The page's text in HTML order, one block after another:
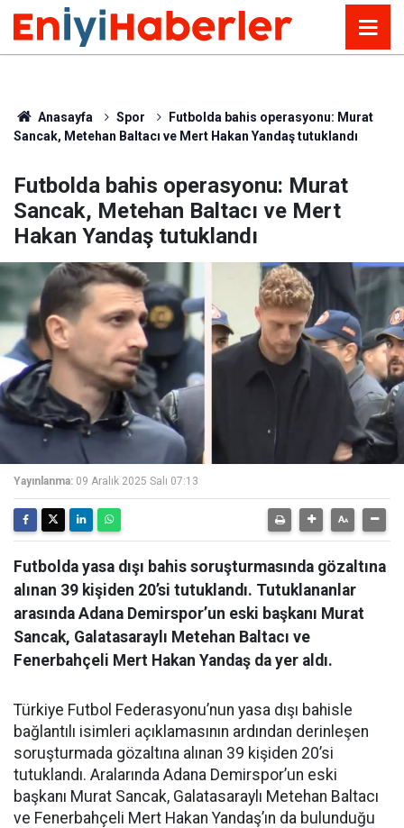
Anasayfa Spor
Futbolda bahis operasyonu: Murat
Sancak, Metehan Baltacı ve Mert Hakan Yandaş tutuklandı
Futbolda bahis operasyonu: Murat
Sancak, Metehan Baltacı ve Mert
Hakan Yandaş tutuklandı
Yayınlanma: 09 Aralık 2025 Salı 07:13
Futbolda yasa dışı bahis soruşturmasında gözaltına
alınan 39 kişiden 20’si tutuklandı. Tutuklananlar
arasında Adana Demirspor’un eski başkanı Murat
Sancak, Galatasaraylı Metehan Baltacı ve
Fenerbahçeli Mert Hakan Yandaş da yer aldı.
Türkiye Futbol Federasyonu’nun yasa dışı bahisle
bağlantılı isimleri açıklamasının ardından derinleşen
soruşturmada gözaltına alınan 39 kişiden 20’si
tutuklandı. Aralarında Adana Demirspor’un eski
başkanı Murat Sancak, Galatasaraylı Metehan Baltacı
ve Fenerbahçeli Mert Hakan Yandaş’ın da bulunduğu